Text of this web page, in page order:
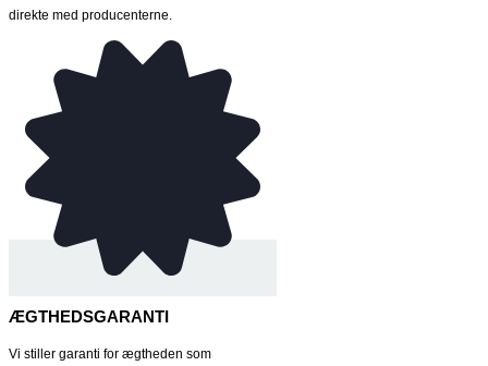
direkte med producenterne.
ÆGTHEDSGARANTI
Vi stiller garanti for ægtheden som